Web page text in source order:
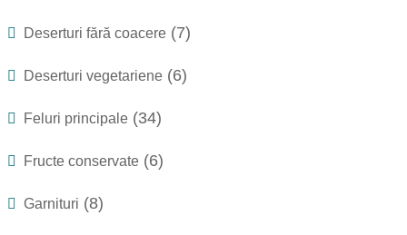
Deserturi fără coacere (7)
Deserturi vegetariene (6)
Feluri principale (34)
Fructe conservate (6)
Garnituri (8)